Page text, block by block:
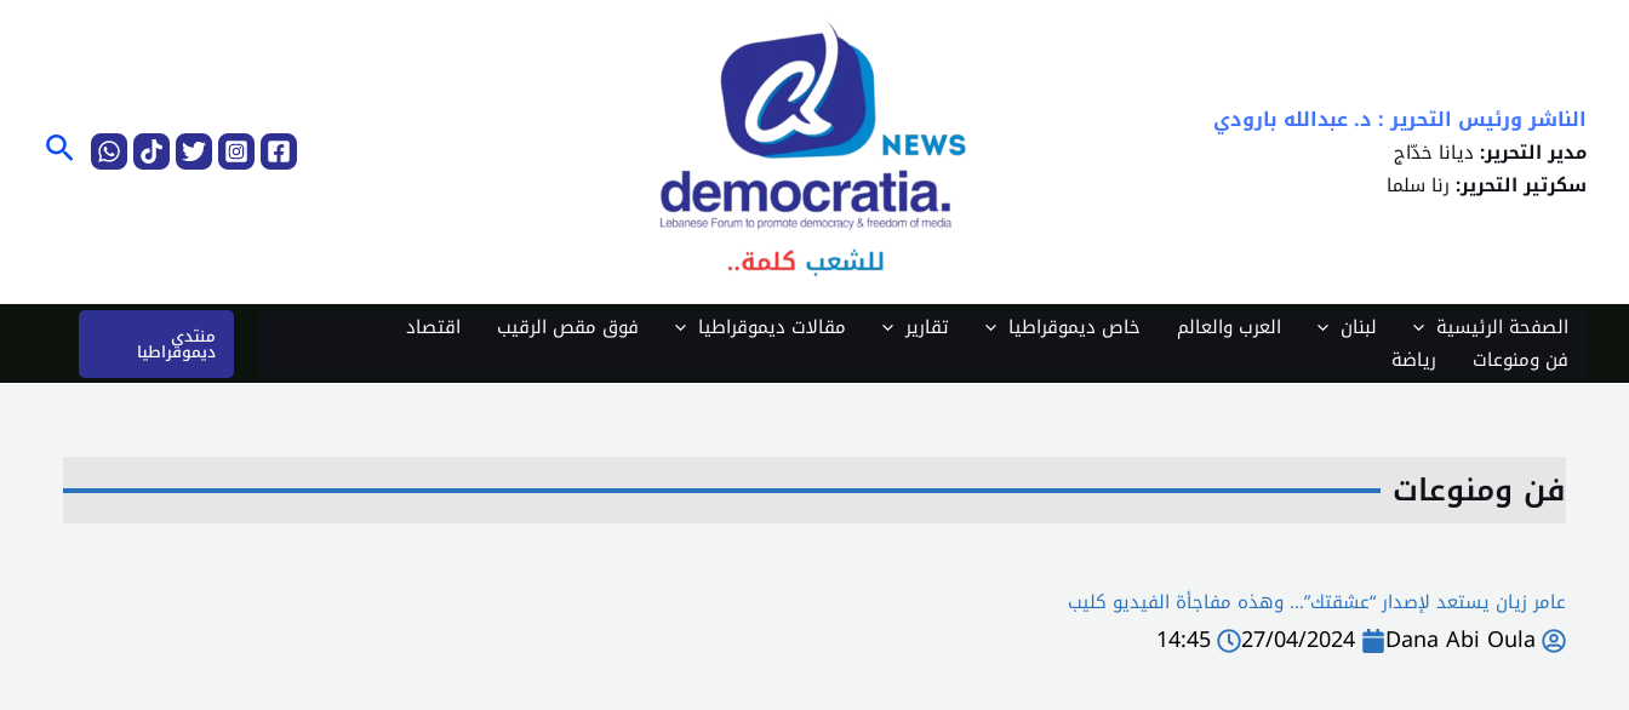
الناشر ورئيس التحرير : د. عبدالله بارودي
مدير التحرير: ديانا خدّاج
سكرتير التحرير: رنا سلما
الصفحة الرئيسية لبنان العرب والعالم خاص ديموقراطيا تقارير مقالات ديموقراطيا فوق مقص الرقيب
اقتصاد
فن ومنوعات
رياضة
منتدى
ديموقراطيا
فن ومنوعات
عامر زيان يستعد لإصدار “عشقتك”… وهذه مفاجأة الفيديو كليب
Dana Abi Oula
27/04/2024
14:45